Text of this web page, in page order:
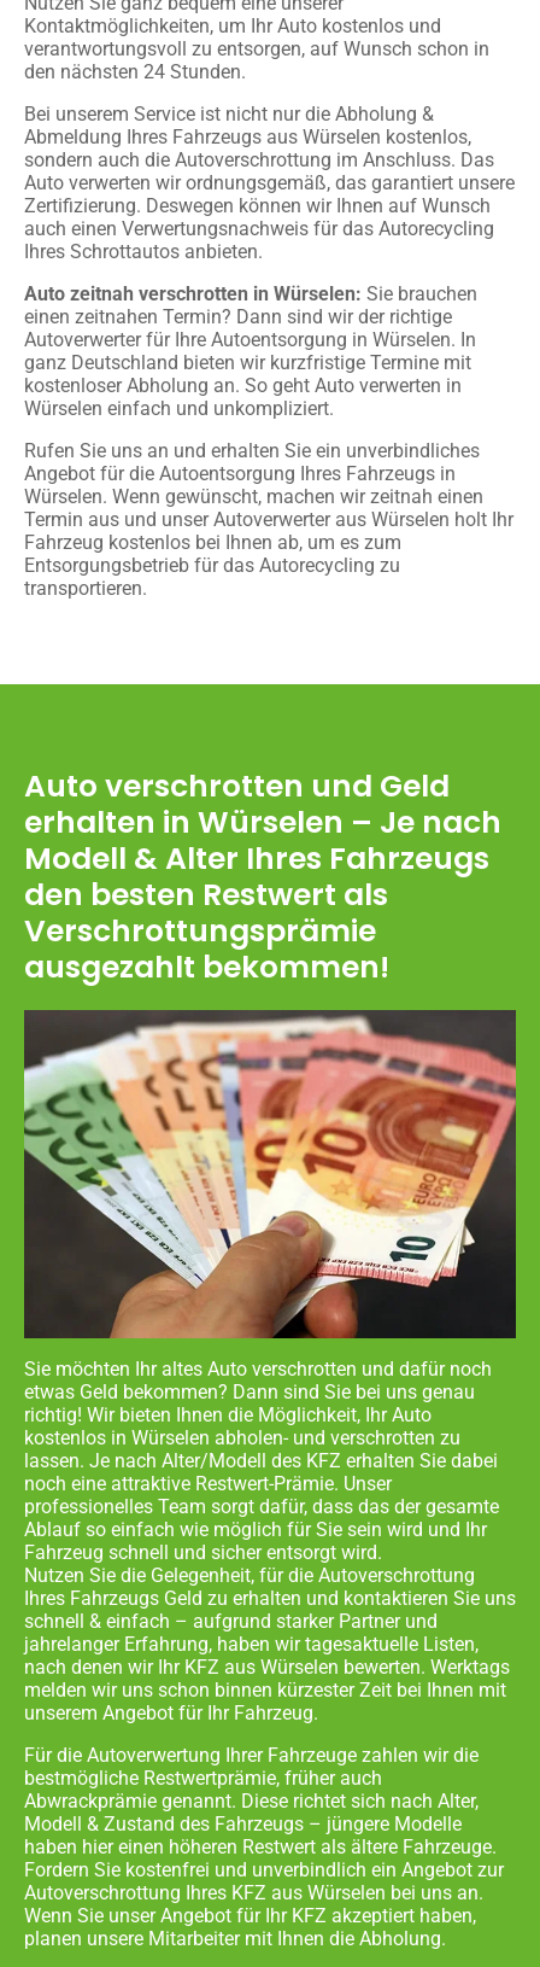
Kontaktmöglichkeiten, um Ihr Auto kostenlos und
verantwortungsvoll zu entsorgen, auf Wunsch schon in
den nächsten 24 Stunden.
Bei unserem Service ist nicht nur die Abholung &
Abmeldung Ihres Fahrzeugs aus Würselen kostenlos,
sondern auch die Autoverschrottung im Anschluss. Das
Auto verwerten wir ordnungsgemäß, das garantiert unsere
Zertifizierung. Deswegen können wir Ihnen auf Wunsch
auch einen Verwertungsnachweis für das Autorecycling
Ihres Schrottautos anbieten.
Auto zeitnah verschrotten in Würselen: Sie brauchen
einen zeitnahen Termin? Dann sind wir der richtige
Autoverwerter für Ihre Autoentsorgung in Würselen. In
ganz Deutschland bieten wir kurzfristige Termine mit
kostenloser Abholung an. So geht Auto verwerten in
Würselen einfach und unkompliziert.
Rufen Sie uns an und erhalten Sie ein unverbindliches
Angebot für die Autoentsorgung Ihres Fahrzeugs in
Würselen. Wenn gewünscht, machen wir zeitnah einen
Termin aus und unser Autoverwerter aus Würselen holt Ihr
Fahrzeug kostenlos bei Ihnen ab, um es zum
Entsorgungsbetrieb für das Autorecycling zu
transportieren.
Auto verschrotten und Geld
erhalten in Würselen – Je nach
Modell & Alter Ihres Fahrzeugs
den besten Restwert als
Verschrottungsprämie
ausgezahlt bekommen!
Sie möchten Ihr altes Auto verschrotten und dafür noch
etwas Geld bekommen? Dann sind Sie bei uns genau
richtig! Wir bieten Ihnen die Möglichkeit, Ihr Auto
kostenlos in Würselen abholen- und verschrotten zu
lassen. Je nach Alter/Modell des KFZ erhalten Sie dabei
noch eine attraktive Restwert-Prämie. Unser
professionelles Team sorgt dafür, dass das der gesamte
Ablauf so einfach wie möglich für Sie sein wird und Ihr
Fahrzeug schnell und sicher entsorgt wird.
Nutzen Sie die Gelegenheit, für die Autoverschrottung
Ihres Fahrzeugs Geld zu erhalten und kontaktieren Sie uns
schnell & einfach – aufgrund starker Partner und
jahrelanger Erfahrung, haben wir tagesaktuelle Listen,
nach denen wir Ihr KFZ aus Würselen bewerten. Werktags
melden wir uns schon binnen kürzester Zeit bei Ihnen mit
unserem Angebot für Ihr Fahrzeug.
Für die Autoverwertung Ihrer Fahrzeuge zahlen wir die
bestmögliche Restwertprämie, früher auch
Abwrackprämie genannt. Diese richtet sich nach Alter,
Modell & Zustand des Fahrzeugs – jüngere Modelle
haben hier einen höheren Restwert als ältere Fahrzeuge.
Fordern Sie kostenfrei und unverbindlich ein Angebot zur
Autoverschrottung Ihres KFZ aus Würselen bei uns an.
Wenn Sie unser Angebot für Ihr KFZ akzeptiert haben,
planen unsere Mitarbeiter mit Ihnen die Abholung.